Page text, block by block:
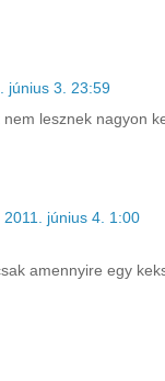
június 3. 23:59
lesznek nagyon
2011. június 4. 1:00
amennyire egy